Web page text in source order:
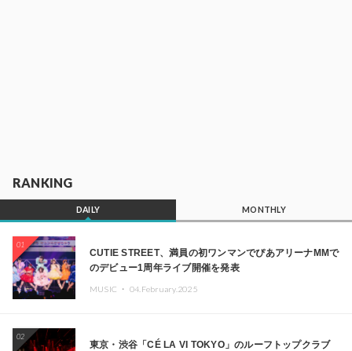
RANKING
DAILY MONTHLY
01
CUTIE STREET、満員の初ワンマンでぴあアリーナMMで
のデビュー1周年ライブ開催を発表
MUSIC ・ 04.February.2025
02
東京・渋谷「CÉ LA VI TOKYO」のルーフトップクラブ